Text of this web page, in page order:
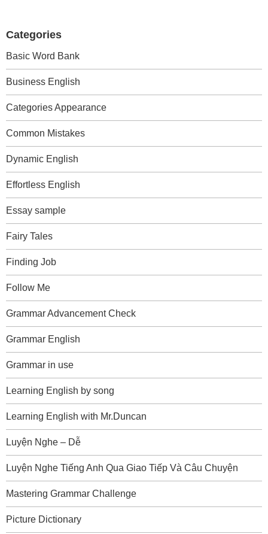
Categories
Basic Word Bank
Business English
Categories Appearance
Common Mistakes
Dynamic English
Effortless English
Essay sample
Fairy Tales
Finding Job
Follow Me
Grammar Advancement Check
Grammar English
Grammar in use
Learning English by song
Learning English with Mr.Duncan
Luyện Nghe – Dễ
Luyện Nghe Tiếng Anh Qua Giao Tiếp Và Câu Chuyện
Mastering Grammar Challenge
Picture Dictionary